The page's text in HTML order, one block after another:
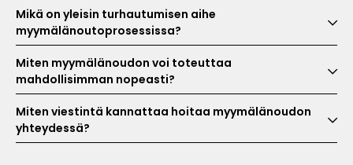
Mikä on yleisin turhautumisen aihe
myymälänoutoprosessissa?
Miten myymälänoudon voi toteuttaa
mahdollisimman nopeasti?
Miten viestintä kannattaa hoitaa myymälänoudon
yhteydessä?